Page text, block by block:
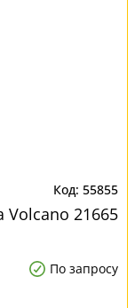
55855
Volcano 21665
По запросу